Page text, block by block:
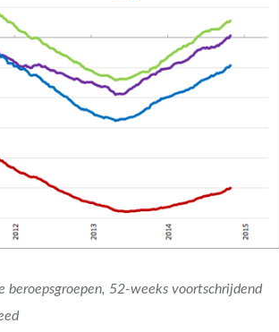
52-weeks voortschrijdend